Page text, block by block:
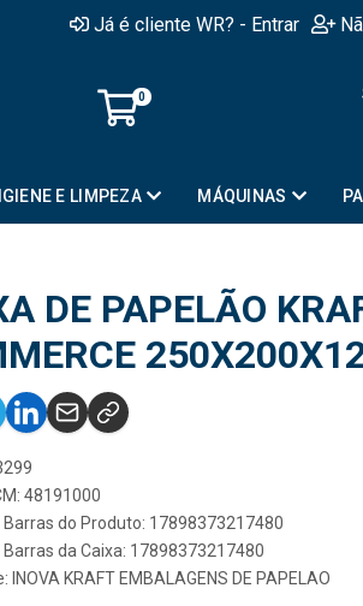
Já é cliente WR? - Entrar
0
E LIMPEZA MÁQUINAS
DE PAPELÃO
48191000
Barras do Produto: 17898373217480
Barras da Caixa: 17898373217480
INOVA KRAFT EMBALAGENS DE PAPELAO